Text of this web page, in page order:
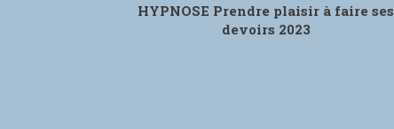
HYPNOSE Prendre plaisir à faire ses
devoirs 2023